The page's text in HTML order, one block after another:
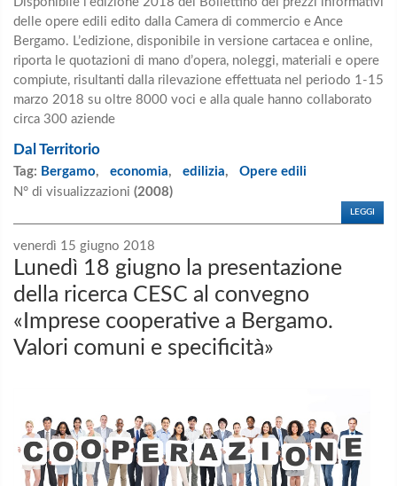
delle opere edili edito dalla Camera di commercio e Ance
Bergamo. L’edizione, disponibile in versione cartacea e online,
riporta le quotazioni di mano d’opera, noleggi, materiali e opere
compiute, risultanti dalla rilevazione effettuata nel periodo 1-15
marzo 2018 su oltre 8000 voci e alla quale hanno collaborato
circa 300 aziende
Dal Territorio
Tag: Bergamo, economia, edilizia, Opere edili
N° di visualizzazioni (2008)
LEGGI
venerdì 15 giugno 2018
Lunedì 18 giugno la presentazione
della ricerca CESC al convegno
«Imprese cooperative a Bergamo.
Valori comuni e specificità»